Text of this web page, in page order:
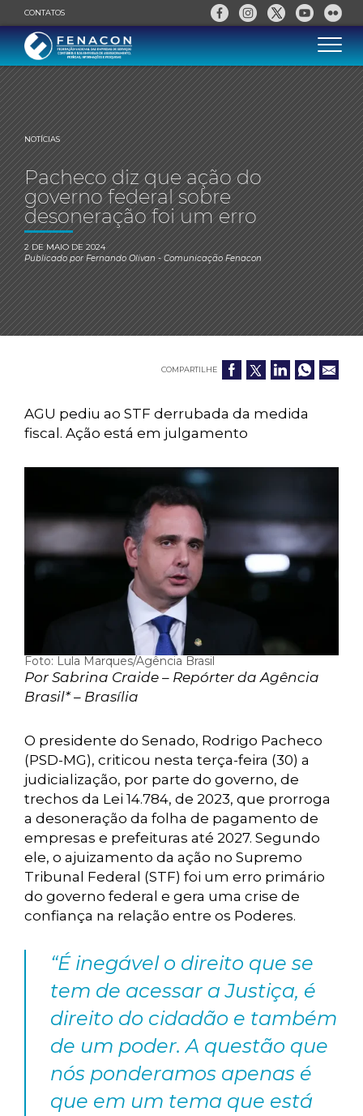
CONTATOS
NOTÍCIAS
Pacheco diz que ação do
governo federal sobre
desoneração foi um erro
2 DE MAIO DE 2024
Publicado porFernando Olivan- Comunicação Fenacon
COMPARTILHE
AGU pediu ao STF derrubada da medida
fiscal. Ação está em julgamento
Foto: Lula Marques/Agência Brasil
Por Sabrina Craide – Repórter da Agência
Brasil* – Brasília
O presidente do Senado, Rodrigo Pacheco
(PSD-MG), criticou nesta terça-feira (30) a
judicialização, por parte do governo, de
trechos da Lei 14.784, de 2023, que prorroga
a desoneração da folha de pagamento de
empresas e prefeituras até 2027. Segundo
ele, o ajuizamento da ação no Supremo
Tribunal Federal (STF) foi um erro primário
do governo federal e gera uma crise de
confiança na relação entre os Poderes.
“É inegável o direito que se
tem de acessar a Justiça, é
direito do cidadão e também
de um poder. A questão que
nós ponderamos apenas é
que em um tema que está